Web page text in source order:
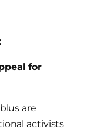
for
are
activists